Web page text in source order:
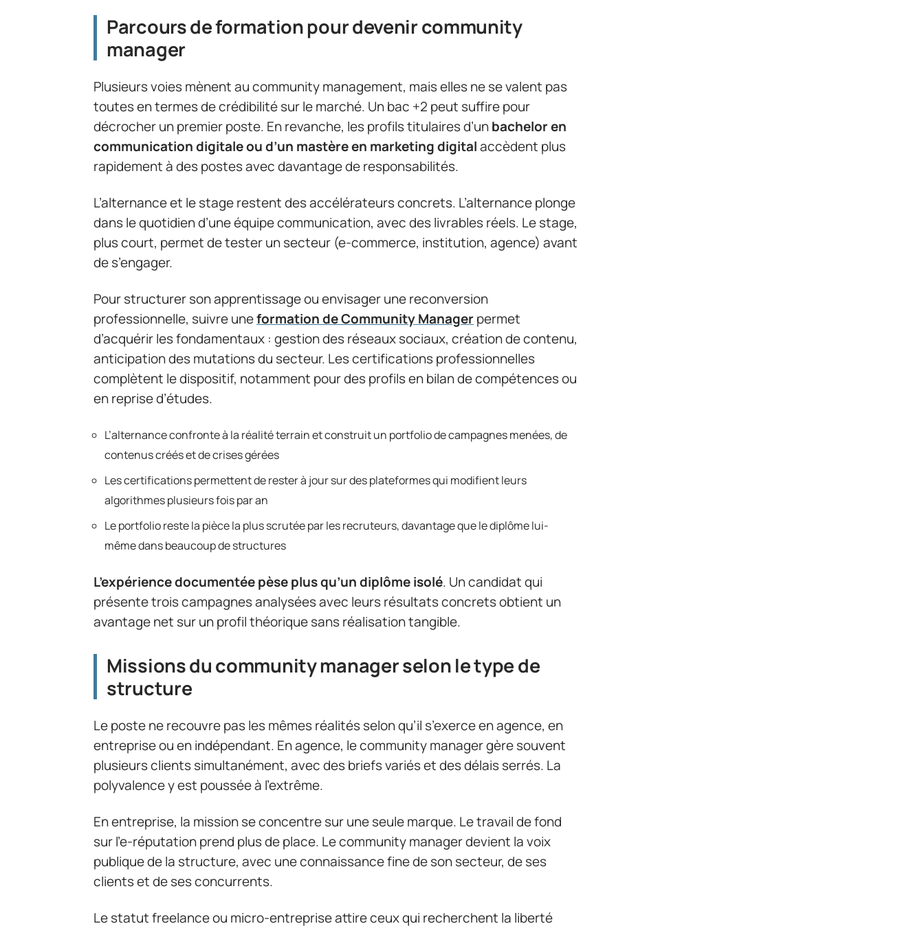
Parcours de formation pour devenir community
manager
Plusieurs voies mènent au community management, mais elles ne se valent pas
toutes en termes de crédibilité sur le marché. Un bac +2 peut suffire pour
décrocher un premier poste. En revanche, les profils titulaires d’unbachelor en
communication digitale ou d’un mastère en marketing digitalaccèdent plus
rapidement à des postes avec davantage de responsabilités.
L’alternance et le stage restent des accélérateurs concrets. L’alternance plonge
dans le quotidien d’une équipe communication, avec des livrables réels. Le stage,
plus court, permet de tester un secteur (e-commerce, institution, agence) avant
de s’engager.
Pour structurer son apprentissage ou envisager une reconversion
professionnelle, suivre uneformation de Community Managerpermet
d’acquérir les fondamentaux : gestion des réseaux sociaux, création de contenu,
anticipation des mutations du secteur. Les certifications professionnelles
complètent le dispositif, notamment pour des profils en bilan de compétences ou
en reprise d’études.
L’alternance confronte à la réalité terrain et construit un portfolio de campagnes menées, de
contenus créés et de crises gérées
Les certifications permettent de rester à jour sur des plateformes qui modifient leurs
algorithmes plusieurs fois par an
Le portfolio reste la pièce la plus scrutée par les recruteurs, davantage que le diplôme lui-
même dans beaucoup de structures
L’expérience documentée pèse plus qu’un diplôme isolé. Un candidat qui
présente trois campagnes analysées avec leurs résultats concrets obtient un
avantage net sur un profil théorique sans réalisation tangible.
Missions du community manager selon le type de
structure
Le poste ne recouvre pas les mêmes réalités selon qu’il s’exerce en agence, en
entreprise ou en indépendant. En agence, le community manager gère souvent
plusieurs clients simultanément, avec des briefs variés et des délais serrés. La
polyvalence y est poussée à l’extrême.
En entreprise, la mission se concentre sur une seule marque. Le travail de fond
sur l’e-réputation prend plus de place. Le community manager devient la voix
publique de la structure, avec une connaissance fine de son secteur, de ses
clients et de ses concurrents.
Le statut freelance ou micro-entreprise attire ceux qui recherchent la liberté